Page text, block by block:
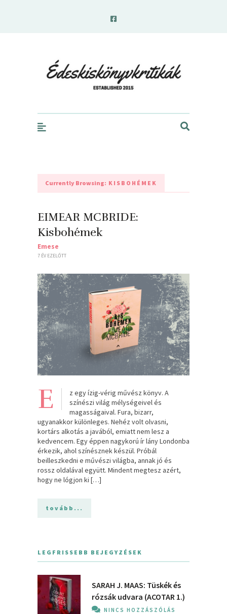
Currently Browsing: KISBOHÉMEK
EIMEAR MCBRIDE:
Kisbohémek
Emese
7 ÉV EZELŐTT
E
z egy ízig-vérig művész könyv. A
színészi világ mélységeivel és
magasságaival. Fura, bizarr,
ugyanakkor különleges. Nehéz volt olvasni,
kortárs alkotás a javából, emiatt nem lesz a
kedvencem. Egy éppen nagykorú ír lány Londonba
érkezik, ahol színésznek készül. Próbál
beilleszkedni e művészi világba, annak jó és
rossz oldalával együtt. Mindent megtesz azért,
hogy ne lógjon ki […]
tovább...
LEGFRISSEBB BEJEGYZÉSEK
SARAH J. MAAS: Tüskék és
rózsák udvara (ACOTAR 1.)
NINCS HOZZÁSZÓLÁS